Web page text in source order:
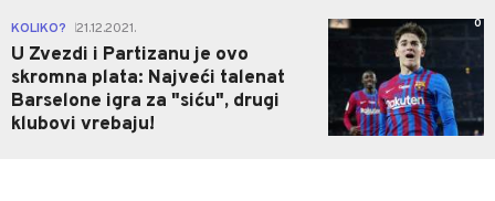
KOLIKO? 21.12.2021.
U Zvezdi i Partizanu je ovo
skromna plata: Najveći talenat
Barselone igra za "siću", drugi
klubovi vrebaju!
0